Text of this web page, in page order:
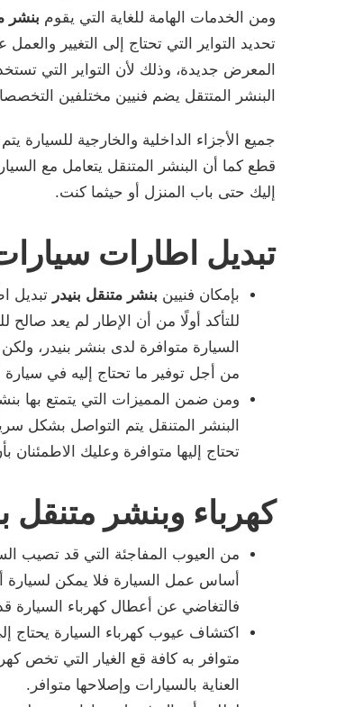
ومن الخدمات الهامة للغاية التي يقوم بنشر
تحديد التواير التي تحتاج إلى التغيير
المعرض جديدة، وذلك لأن التواير التي
البنشر المتتقل يضم فنيين مختلفين
جميع الأجزاء الداخلية والخارجية
قطع كما أن البنشر المتنقل يتعامل مع
إليك حتى باب المنزل أو حيثما كنت.
تبديل اطارات
بإمكان فنيين بنشر متنقل بنيدر تبديل
للتأكد أولًا من أن الإطار لم يعد صالح
السيارة متوافرة لدى بنشر بنيدر،
من أجل توفير ما تحتاج إليه في سيارة
ومن ضمن المميزات التي يتمتع بها
البنشر المتنقل يتم التواصل بشكل
تحتاج إليها متوافرة وعليك
كهرباء وبنشر متنقل
من العيوب المفاجئة التي قد تصيب
أساس عمل السيارة فلا يمكن
فالتغاضي عن أعطال كهرباء
اكتشاف عيوب كهرباء السيارة يحتاج
متوافر به كافة قع الغيار التي تخص
العناية بالسيارات وإصلاحها متوافر.